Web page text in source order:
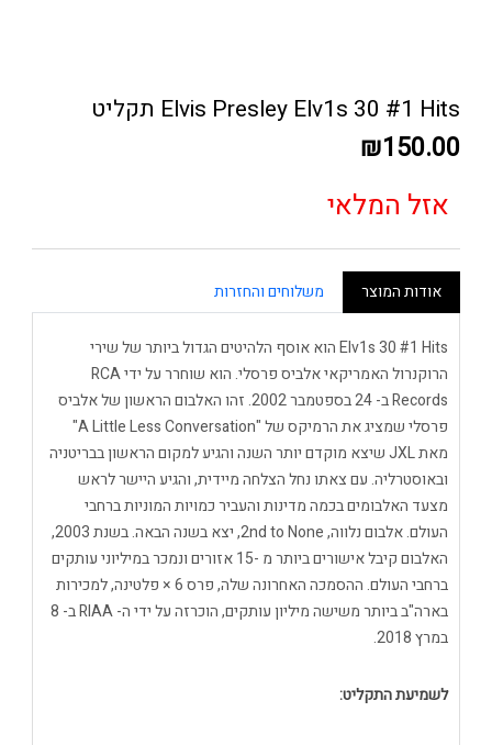
Elvis Presley Elv1s 30 #1 Hits תקליט
₪150.00
אזל המלאי
אודות המוצר משלוחים והחזרות
Elv1s 30 #1 Hits הוא אוסף הלהיטים הגדול ביותר של שירי
הרוקנרול האמריקאי אלביס פרסלי. הוא שוחרר על ידי RCA
Records ב- 24 בספטמבר 2002. זהו האלבום הראשון של אלביס
פרסלי שמציג את הרמיקס של "A Little Less Conversation"
מאת JXL שיצא מוקדם יותר השנה והגיע למקום הראשון בבריטניה
ובאוסטרליה. עם צאתו נחל הצלחה מיידית, והגיע היישר לראש
מצעד האלבומים בכמה מדינות והעביר כמויות המוניות ברחבי
העולם. אלבום נלווה, 2nd to None, יצא בשנה הבאה. בשנת 2003,
האלבום קיבל אישורים ביותר מ -15 אזורים ונמכר במיליוני עותקים
ברחבי העולם. ההסמכה האחרונה שלה, פרס 6 × פלטינה, למכירות
בארה"ב ביותר משישה מיליון עותקים, הוכרזה על ידי ה- RIAA ב- 8
במרץ 2018.
לשמיעת התקליט: